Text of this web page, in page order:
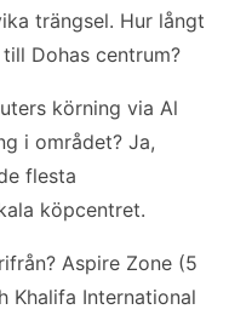
trängsel. Hur långt
Dohas centrum?
körning via Al
i området? Ja,
flesta
köpcentret.
Aspire Zone (5
Khalifa International